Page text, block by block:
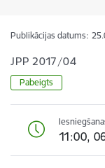
Publikācijas datums:
JPP 2017/04
Pabeigts
11:00,